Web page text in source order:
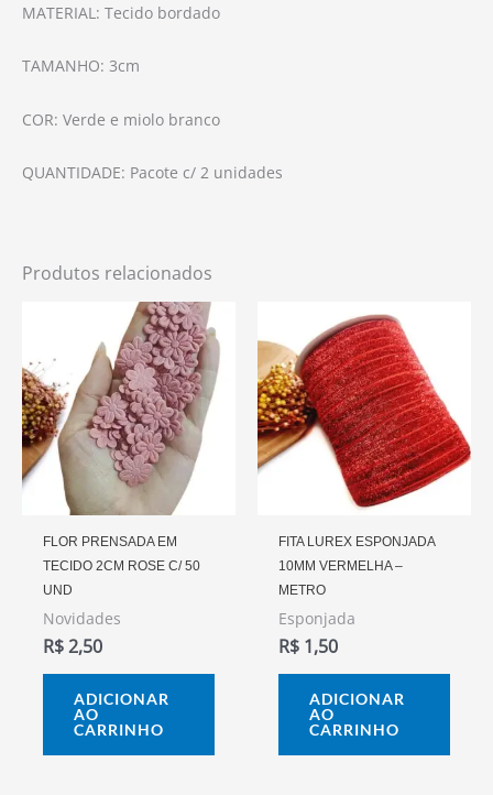
MATERIAL: Tecido bordado
TAMANHO: 3cm
COR: Verde e miolo branco
QUANTIDADE: Pacote c/ 2 unidades
Produtos relacionados
FLOR PRENSADA EM
TECIDO 2CM ROSE C/ 50
UND
Novidades
R$2,50
ADICIONAR
AO
CARRINHO
FITA LUREX ESPONJADA
10MM VERMELHA –
METRO
Esponjada
R$ 1,50
ADICIONAR
AO
CARRINHO